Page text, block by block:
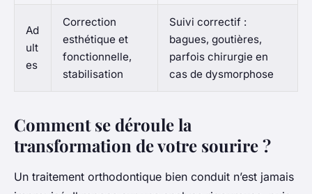
Ad
ult
es
Correction
esthétique et
fonctionnelle,
stabilisation
Suivi correctif :
bagues, goutières,
parfois chirurgie en
cas de dysmorphose
Comment se déroule la
transformation de votre sourire ?
Un traitement orthodontique bien conduit n’est jamais